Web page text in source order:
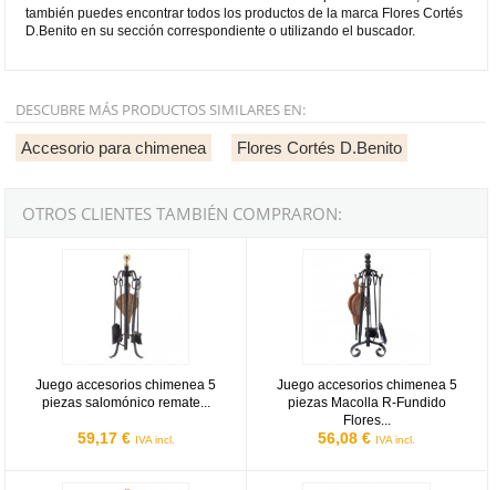
también puedes encontrar todos los productos de la marca Flores Cortés
D.Benito en su sección correspondiente o utilizando el buscador.
DESCUBRE MÁS PRODUCTOS SIMILARES EN:
Accesorio para chimenea Flores Cortés D.Benito
OTROS CLIENTES TAMBIÉN COMPRARON:
Juego accesorios chimenea 5
piezas salomónico remate...
59,17 € IVA incl.
Juego accesorios chimenea 5 piezas salomónico remate dorado
Juego accesorios chimenea 5
piezas Macolla R-Fundido
Flores...
56,08 € IVA incl.
Juego accesorios chimenea 5